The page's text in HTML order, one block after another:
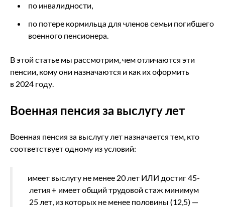
по инвалидности,
по потере кормильца для членов семьи погибшего
военного пенсионера.
В этой статье мы рассмотрим, чем отличаются эти
пенсии, кому они назначаются и как их оформить
в 2024 году.
Военная пенсия за выслугу лет
Военная пенсия за выслугу лет назначается тем, кто
соответствует одному из условий:
имеет выслугу не менее 20 лет ИЛИ достиг 45-
летия + имеет общий трудовой стаж минимум
25 лет, из которых не менее половины (12,5) —